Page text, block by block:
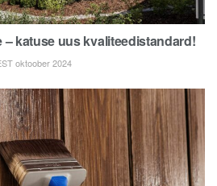
katuse uus kvaliteedistandard!
oktoober 2024